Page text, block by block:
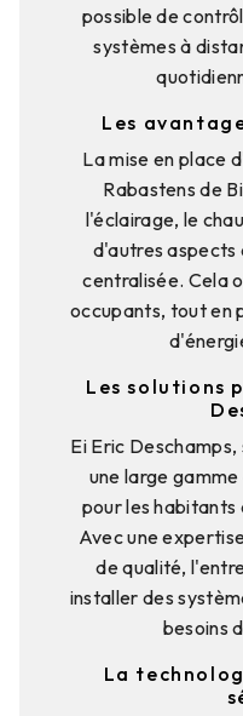
possible de
systèmes à
Les
La mise en place
Rabastens de
l'éclairage, le
d'autres aspects
centralisée. Cela
occupants, tout en
Les solutions
Ei Eric
une large
pour les habitants
Avec une
de qualité,
installer des
besoins
La